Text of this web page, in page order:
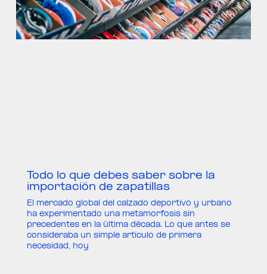
Todo lo que debes saber sobre la
importación de zapatillas
El mercado global del calzado deportivo y urbano
ha experimentado una metamorfosis sin
precedentes en la última década. Lo que antes se
consideraba un simple artículo de primera
necesidad, hoy